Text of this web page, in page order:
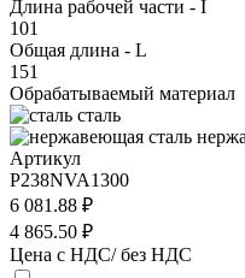
Длина рабочей части - I
101
Общая длина - L
151
Обрабатываемый материал
сталь
Артикул
P238NVA1300
6 081.88 ₽
4 865.50 ₽
Цена с НДС/ без НДС